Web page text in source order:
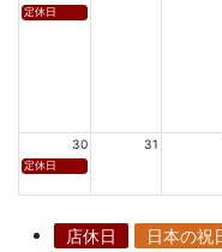
定休日
30 31
定休日
店休日
日本の祝